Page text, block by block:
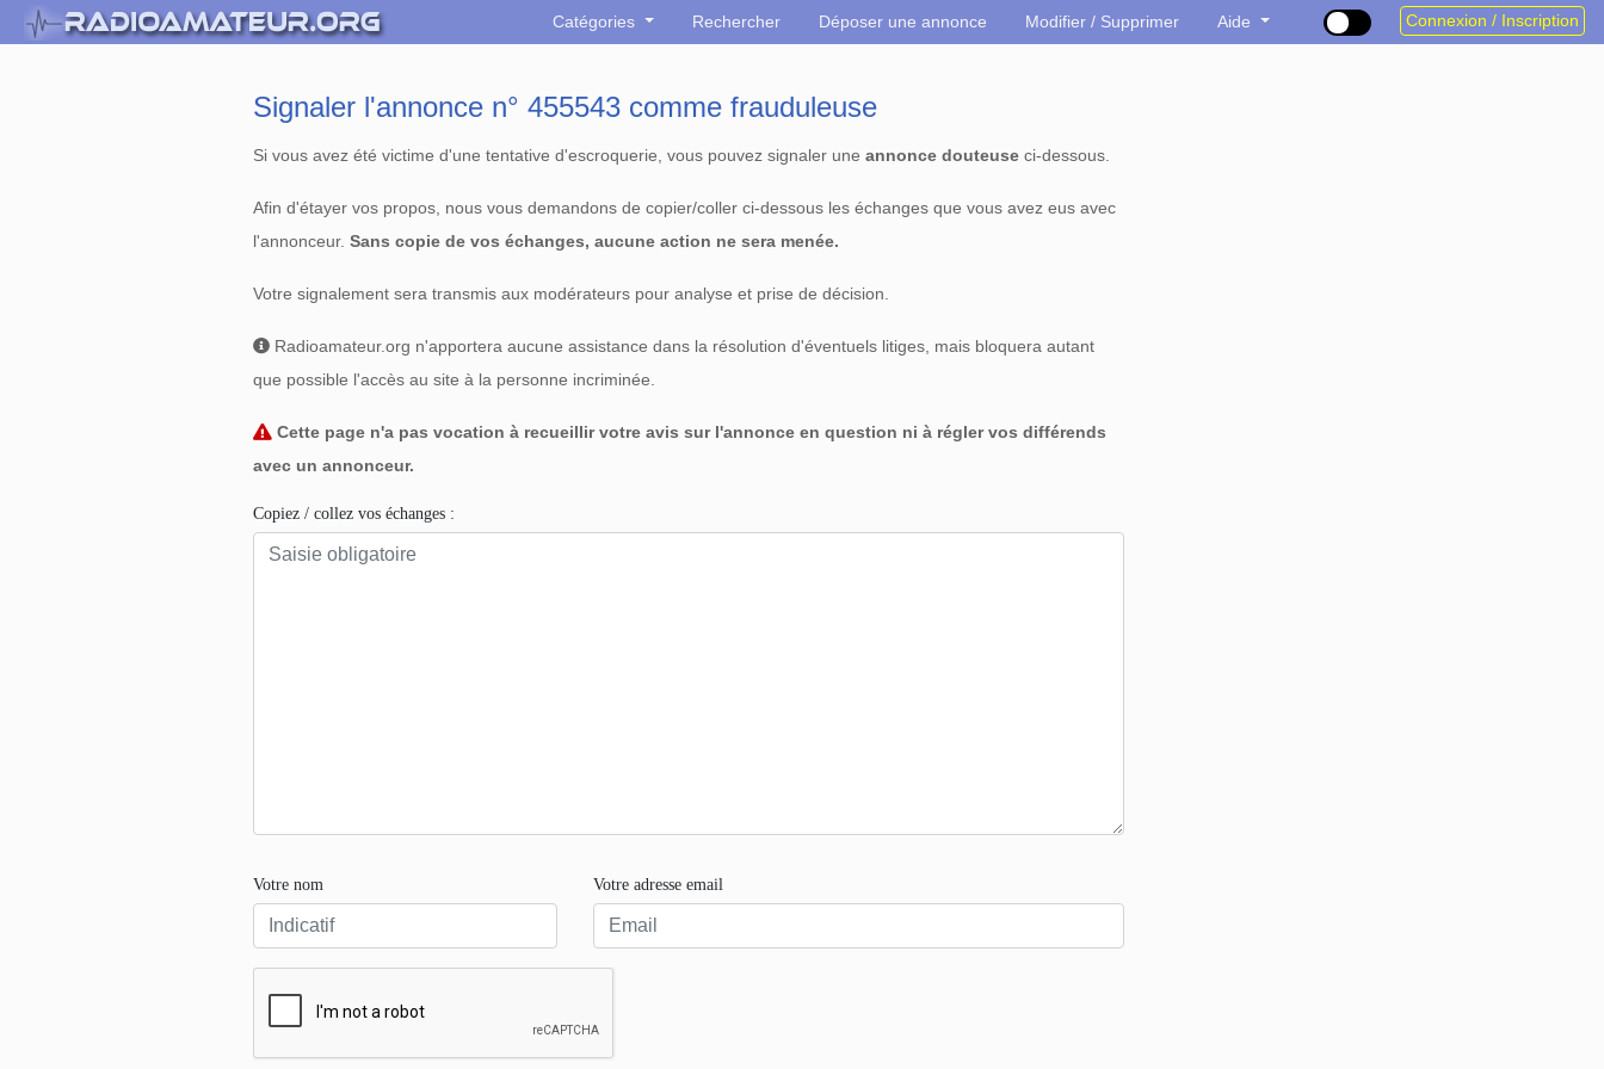
Catégories Rechercher Déposer une annonce Modifier / Supprimer Aide Connexion / Inscription
Signaler l'annonce n° 455543 comme frauduleuse
Si vous avez été victime d'une tentative d'escroquerie, vous pouvez signaler une annonce douteuse ci-dessous.
Afin d'étayer vos propos, nous vous demandons de copier/coller ci-dessous les échanges que vous avez eus avec
l'annonceur. Sans copie de vos échanges, aucune action ne sera menée.
Votre signalement sera transmis aux modérateurs pour analyse et prise de décision.
Radioamateur.org n'apportera aucune assistance dans la résolution d'éventuels litiges, mais bloquera autant
que possible l'accès au site à la personne incriminée.
Cette page n'a pas vocation à recueillir votre avis sur l'annonce en question ni à régler vos différends
avec un annonceur.
Copiez / collez vos échanges :
Votre nom Votre adresse email